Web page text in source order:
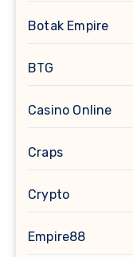
Botak Empire
BTG
Casino Online
Craps
Crypto
Empire88